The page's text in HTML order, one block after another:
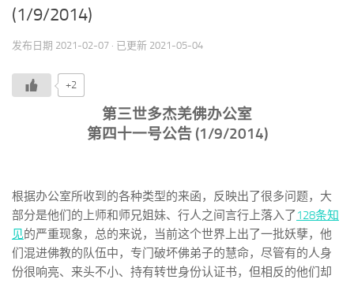
(1/9/2014)
发布日期 2021-02-07 · 已更新 2021-05-04
+2
第三世多杰羌佛办公室
第四十一号公告 (1/9/2014)
根据办公室所收到的各种类型的来函，反映出了很多问题，大
部分是他们的上师和师兄姐妹、行人之间言行上落入了 128条知
见的严重现象，总的来说，当前这个世界上出了一批妖孽，他
们混进佛教的队伍中，专门破坏佛弟子的慧命，尽管有的人身
份很响亮、来头不小、持有转世身份认证书，但相反的他们却